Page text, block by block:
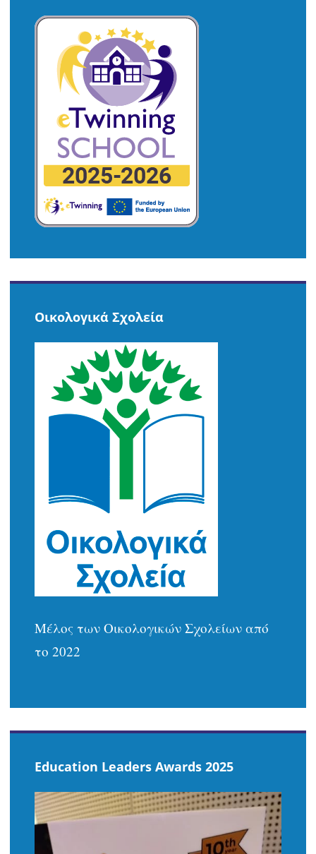
Οικολογικά Σχολεία
Μέλος των Οικολογικών Σχολείων από
το 2022
Education Leaders Awards 2025